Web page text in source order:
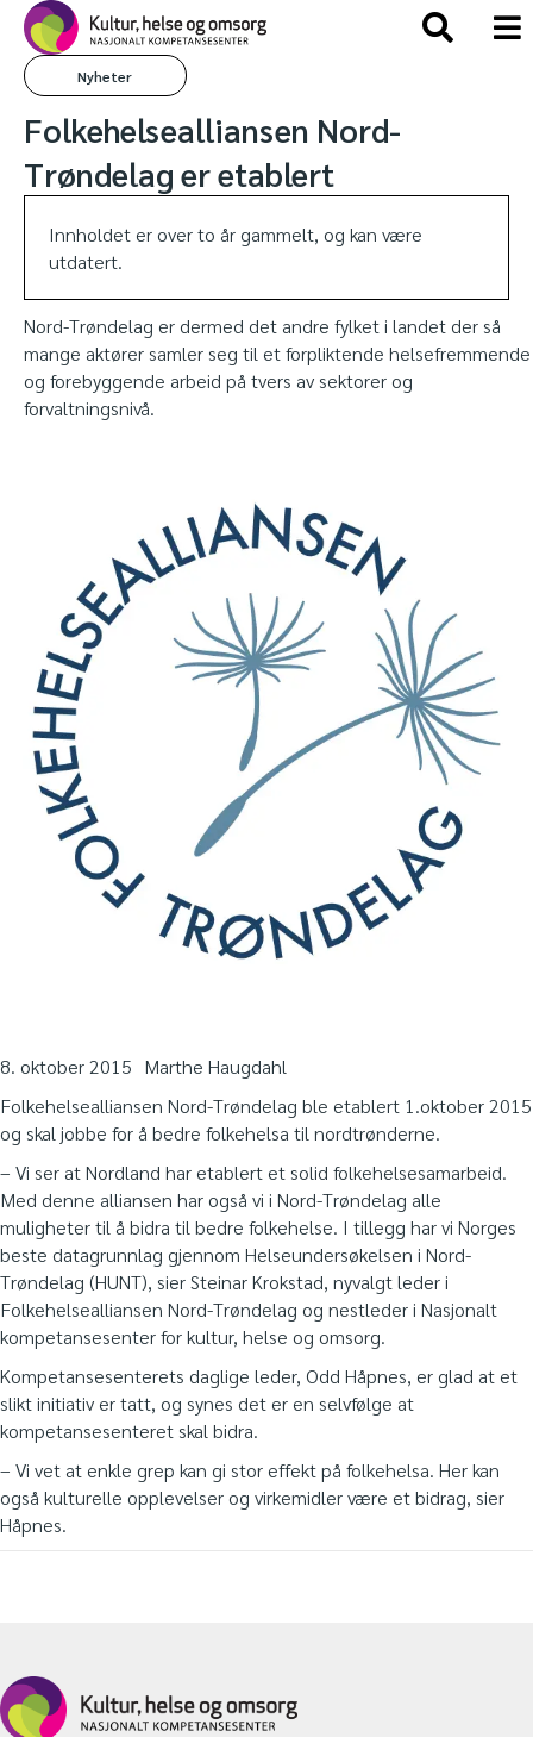
Nyheter
Folkehelsealliansen Nord-
Trøndelag er etablert
Innholdet er over to år gammelt, og kan være
utdatert.
Nord-Trøndelag er dermed det andre fylket i landet der så
mange aktører samler seg til et forpliktende helsefremmende
og forebyggende arbeid på tvers av sektorer og
forvaltningsnivå.
8. oktober 2015 Marthe Haugdahl
Folkehelsealliansen Nord-Trøndelag ble etablert 1.oktober 2015
og skal jobbe for å bedre folkehelsa til nordtrønderne.
– Vi ser at Nordland har etablert et solid folkehelsesamarbeid.
Med denne alliansen har også vi i Nord-Trøndelag alle
muligheter til å bidra til bedre folkehelse. I tillegg har vi Norges
beste datagrunnlag gjennom Helseundersøkelsen i Nord-
Trøndelag (HUNT), sier Steinar Krokstad, nyvalgt leder i
Folkehelsealliansen Nord-Trøndelag og nestleder i Nasjonalt
kompetansesenter for kultur, helse og omsorg.
Kompetansesenterets daglige leder, Odd Håpnes, er glad at et
slikt initiativ er tatt, og synes det er en selvfølge at
kompetansesenteret skal bidra.
– Vi vet at enkle grep kan gi stor effekt på folkehelsa. Her kan
også kulturelle opplevelser og virkemidler være et bidrag, sier
Håpnes.